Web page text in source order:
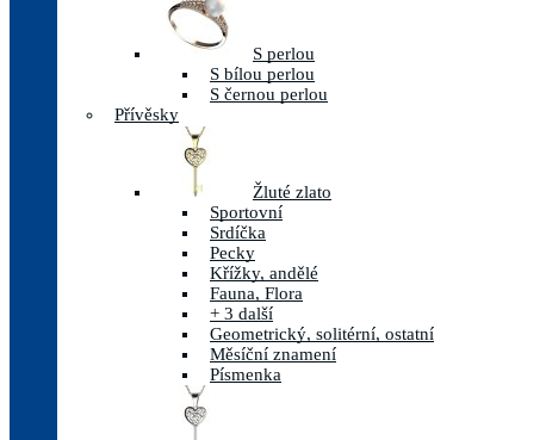
S perlou
S bílou perlou
S černou perlou
Přívěsky
Žluté zlato
Sportovní
Srdíčka
Pecky
Křížky, andělé
Fauna, Flora
+ 3 další
Geometrický, solitérní, ostatní
Měsíční znamení
Písmenka